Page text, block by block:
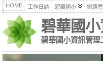
HOME 工作日誌 碧華國小 網路
碧華國
碧華國小資訊管理